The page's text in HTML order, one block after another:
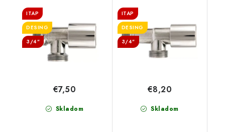
ITAP
DESING
3/4"
Skladom
€7,50
ITAP
DESING
3/4"
Skladom
€8,20